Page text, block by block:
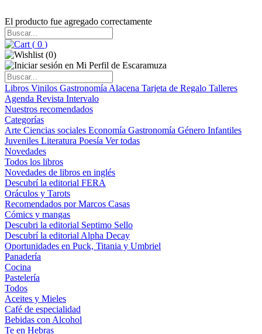
El producto fue agregado correctamente
( 0 )
(0)
Libros Vinilos Gastronomía Alacena Tarjeta de Regalo Talleres
Agenda Revista Intervalo
Nuestros recomendados
Categorías
Arte Ciencias sociales Economía Gastronomía Género Infantiles
Juveniles Literatura Poesía Ver todas
Novedades
Todos los libros
Novedades de libros en inglés
Descubrí la editorial FERA
Oráculos y Tarots
Recomendados por Marcos Casas
Cómics y mangas
Descubri la editorial Septimo Sello
Descubrí la editorial Alpha Decay
Oportunidades en Puck, Titania y Umbriel
Panadería
Cocina
Pastelería
Todos
Aceites y Mieles
Café de especialidad
Bebidas con Alcohol
Te en Hebras